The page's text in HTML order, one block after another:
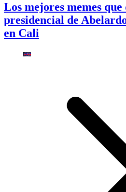
Los mejores memes que
presidencial de
en Cali